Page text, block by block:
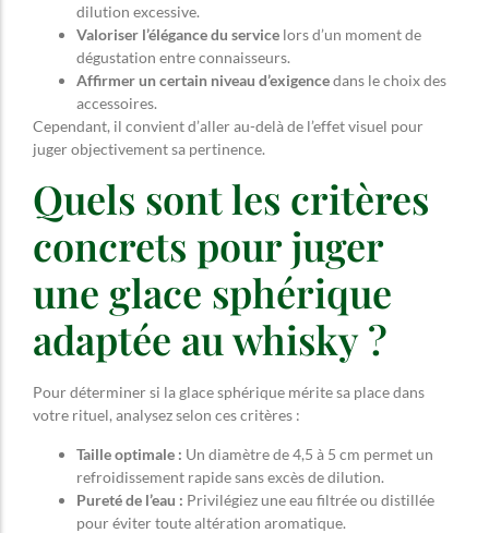
dilution excessive.
Valoriser l’élégance du service lors d’un moment de
dégustation entre connaisseurs.
Affirmer un certain niveau d’exigencedans le choix des
accessoires.
Cependant, il convient d’aller au-delà de l’effet visuel pour
juger objectivement sa pertinence.
Quels sont les critères
concrets pour juger
une glace sphérique
adaptée au whisky ?
Pour déterminer si la glace sphérique mérite sa place dans
votre rituel, analysez selon ces critères :
Taille optimale : Un diamètre de 4,5 à 5 cm permet un
refroidissement rapide sans excès de dilution.
Pureté de l’eau : Privilégiez une eau filtrée ou distillée
pour éviter toute altération aromatique.